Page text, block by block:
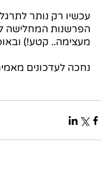
עכשיו רק נותר
הפרשנות המחלישה
מעצימה.. קטע!)
נחכה לעדכונים